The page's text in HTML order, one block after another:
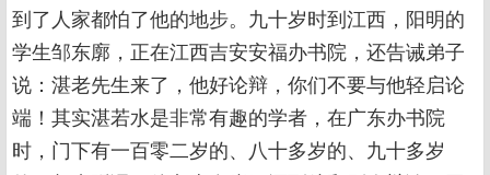
到了人家都怕了他的地步。九十岁时到江西，阳明的
学生邹东廓，正在江西吉安安福办书院，还告诫弟子
说：湛老先生来了，他好论辩，你们不要与他轻启论
端！其实湛若水是非常有趣的学者，在广东办书院
时，门下有一百零二岁的、八十多岁的、九十多岁